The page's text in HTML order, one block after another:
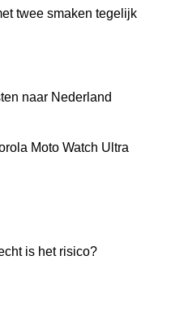
twee smaken tegelijk
naar Nederland
Moto Watch Ultra
is het risico?